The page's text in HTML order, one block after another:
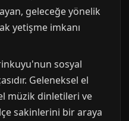
geleceğe yönelik
yetişme imkanı
sosyal
Geleneksel el
müzik dinletileri ve
sakinlerini bir araya